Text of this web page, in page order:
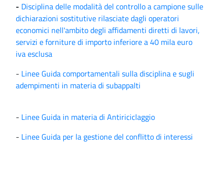
- Disciplina delle modalità del controllo a campione sulle
dichiarazioni sostitutive rilasciate dagli operatori
economici nell'ambito degli affidamenti diretti di lavori,
servizi e forniture di importo inferiore a 40 mila euro
iva esclusa
- Linee Guida comportamentali sulla disciplina e sugli
adempimenti in materia di subappalti
- Linee Guida in materia di Antiriciclaggio
- Linee Guida per la gestione del conflitto di interessi